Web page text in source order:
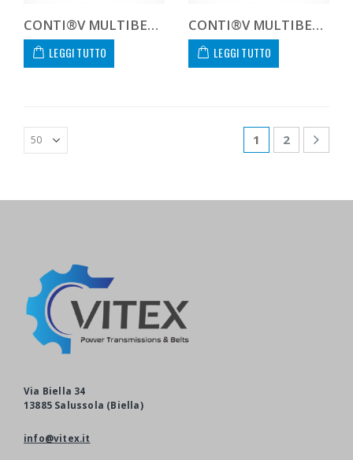
CONTI®V MULTIBELT 138V9525
LEGGI TUTTO
CONTI®V MULTIBELT 208V2540
LEGGI TUTTO
1 2
Via Biella 34
13885 Salussola (Biella)
info@vitex.it